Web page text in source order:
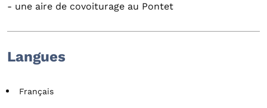
- une aire de covoiturage au Pontet
Langues
Français